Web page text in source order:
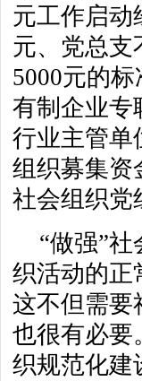
元工作启动
元、党总支
5000元的
有制企业专
行业主管单
组织募集资
社会组织党
“做强”
织活动的正
这不但需要
也很有必要
织规范化建